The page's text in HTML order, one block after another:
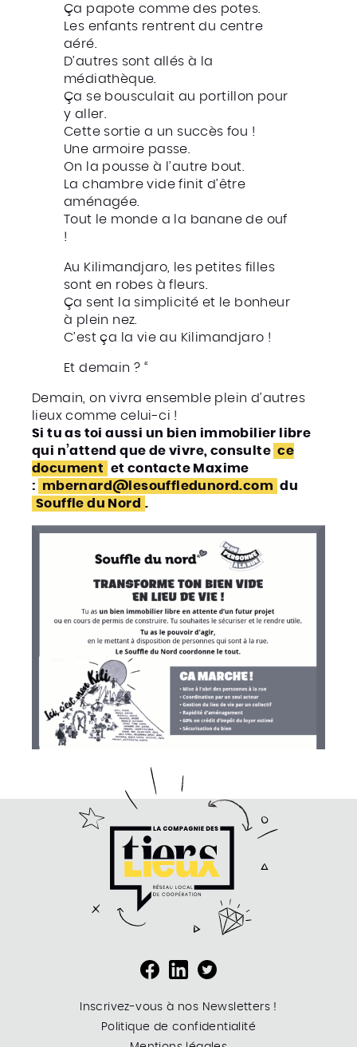
Ça papote comme des potes.
Les enfants rentrent du centre
aéré.
D’autres sont allés à la
médiathèque.
Ça se bousculait au portillon pour
y aller.
Cette sortie a un succès fou !
Une armoire passe.
On la pousse à l’autre bout.
La chambre vide finit d’être
aménagée.
Tout le monde a la banane de ouf
!
Au Kilimandjaro, les petites filles
sont en robes à fleurs.
Ça sent la simplicité et le bonheur
à plein nez.
C’est ça la vie au Kilimandjaro !
Et demain ? “
Demain, on vivra ensemble plein d’autres
lieux comme celui-ci !
Si tu as toi aussi un bien immobilier libre
qui n’attend que de vivre, consulte ce
document
et contacte Maxime
:
mbernard@lesouffledunord.com du
Souffle du Nord .
Inscrivez-vous à nos Newsletters !
Politique de confidentialité